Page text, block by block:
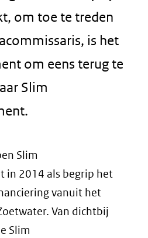
om toe te treden
is het
om eens terug te
Slim
Slim
in 2014 als begrip het
vanuit het
Van dichtbij
Slim